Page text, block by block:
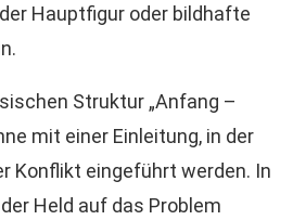
Hauptfigur oder bildhafte
Struktur „Anfang –
mit einer Einleitung, in der
Konflikt eingeführt werden. In
Held auf das Problem